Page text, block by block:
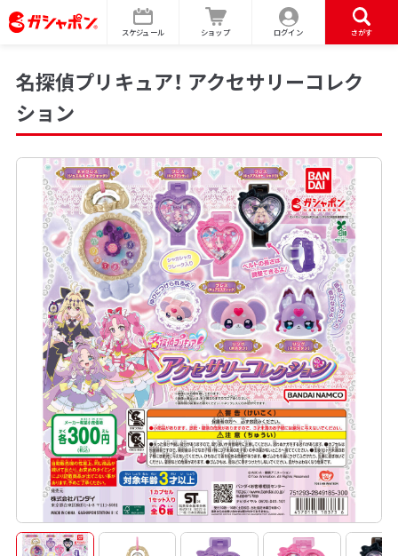
スケジュール ショップ ログイン さがす
名探偵プリキュア！ アクセサリーコレク
ション